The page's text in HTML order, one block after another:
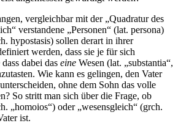
vergleichbar mit der „Quadratur des
verstandene „Personen“ (lat. persona)
hypostasis) sollen derart in ihrer
werden, dass sie je für sich
dabei das eine Wesen (lat. „substantia“,
Wie kann es gelingen, den Vater
ohne dem Sohn das volle
So stritt man sich über die Frage, ob
„homoios“) oder „wesensgleich“ (grch.
ist.